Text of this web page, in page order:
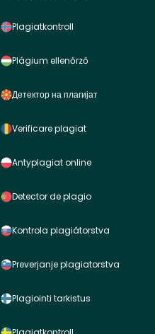
Plagiatkontroll
Plágium ellenőrző
Детектор на плагијат
Verificare plagiat
Antyplagiat online
Detector de plagio
Kontrola plagiátorstva
Preverjanje plagiatorstva
Plagiointi tarkistus